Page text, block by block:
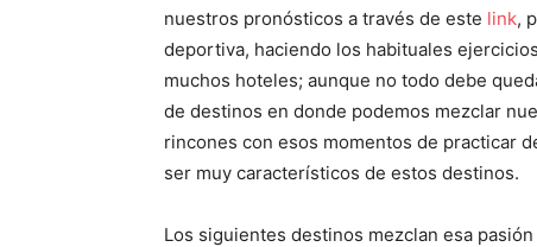
nuestros pronósticos a través de este link,
deportiva, haciendo los habituales
muchos hoteles; aunque no todo debe
de destinos en donde podemos mezclar
rincones con esos momentos de practicar
ser muy característicos de estos destinos.
Los siguientes destinos mezclan esa